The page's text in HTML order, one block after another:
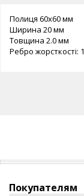
Полиця 60х60 мм
Ширина 20 мм
Товщина 2.0 мм
Ребро жорсткості: 1
Покупателям